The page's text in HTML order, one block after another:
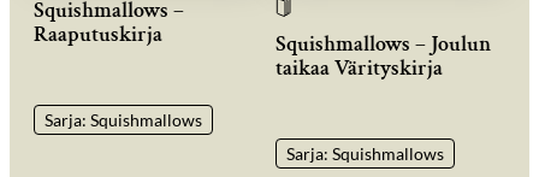
Squishmallows –
Raaputuskirja
Sarja: Squishmallows
Squishmallows – Joulun
taikaa Värityskirja
Sarja: Squishmallows